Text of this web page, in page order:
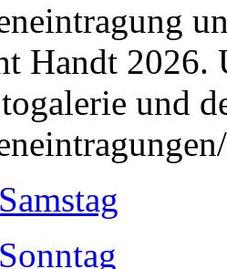
Handt 2026.
und